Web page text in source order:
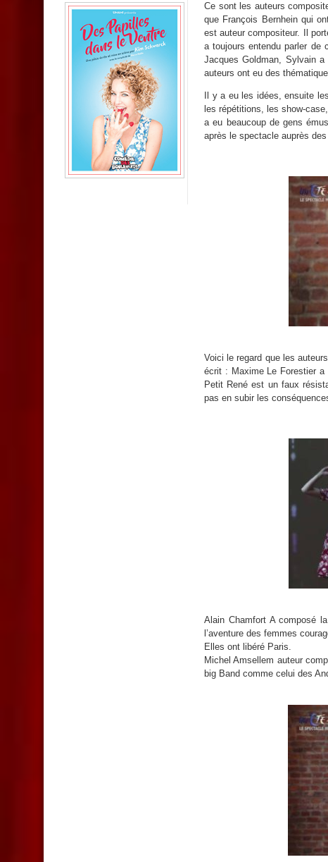
Ce sont les auteurs
que François Bernhein qui
est auteur compositeur. Il
a toujours entendu parler de
Jacques Goldman, Sylvain
auteurs ont eu des
Il y a eu les idées, ensuite
les répétitions, les show-
a eu beaucoup de gens
après le spectacle auprès
Voici le regard que les
écrit : Maxime Le Forestier
Petit René est un faux
pas en subir les
Alain Chamfort A composé
l’aventure des femmes
Elles ont libéré Paris.
Michel Amsellem auteur
big Band comme celui des